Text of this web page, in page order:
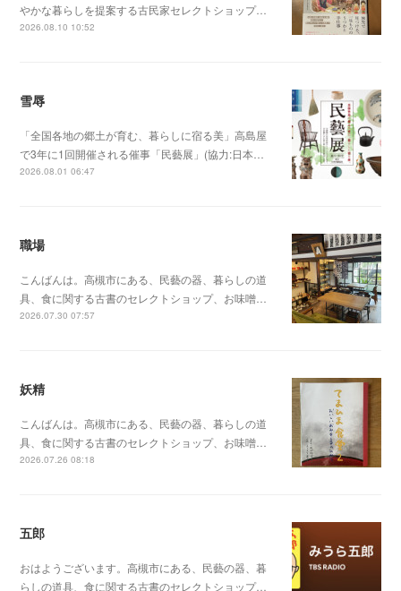
やかな暮らしを提案する古民家セレクトショップ…
2026.08.10 10:52
雪辱
「全国各地の郷土が育む、暮らしに宿る美」高島屋
で3年に1回開催される催事「民藝展」(協力:日本…
2026.08.01 06:47
職場
こんばんは。高槻市にある、民藝の器、暮らしの道
具、食に関する古書のセレクトショップ、お味噌…
2026.07.30 07:57
妖精
こんばんは。高槻市にある、民藝の器、暮らしの道
具、食に関する古書のセレクトショップ、お味噌…
2026.07.26 08:18
五郎
おはようございます。高槻市にある、民藝の器、暮
らしの道具、食に関する古書のセレクトショップ…